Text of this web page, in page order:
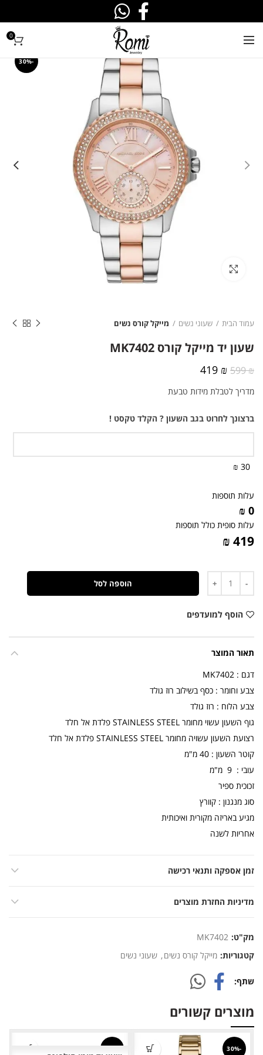
0
-30%
עמוד הבית שעוני נשים מייקל קורס נשים
שעון יד מייקל קורס MK7402
599₪
המחיר
היה:
419 ₪
המחיר
הוא:
מדריך לטבלת מידות טבעת
ברצונך לחרוט בגב השעון ? הקלד טקסט !
30 ₪
עלות תוספות
0 ₪
עלות סופית כולל תוספות
419 ₪
הוספה לסל
הוסף למועדפים
תאור המוצר
דגם : MK7402
צבע וחומר : כסף בשילוב רוז גולד
צבע הלוח : רוז גולד
גוף השעון עשוי מחומר STAINLESS STEEL פלדת אל חלד
רצועת השעון עשויה מחומר STAINLESS STEEL פלדת אל חלד
קוטר השעון : 40 מ"מ
עובי : 9 מ"מ
זכוכית ספיר
סוג מנגנון : קוורץ
מגיע באריזה מקורית ואיכותית
אחריות לשנה
זמן אספקה ותנאי רכישה
מדיניות החזרת מוצרים
מק"ט: MK7402
קטגוריות: מייקל קורס נשים, שעוני נשים
שתף
מוצרים קשורים
-30%
-33%